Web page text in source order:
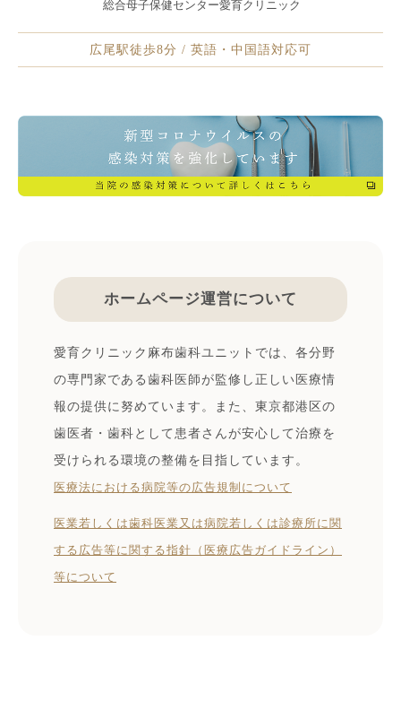
総合母子保健センター愛育クリニック
広尾駅徒歩8分 / 英語・中国語対応可
ホームページ運営について
愛育クリニック麻布歯科ユニットでは、各分野
の専門家である歯科医師が監修し正しい医療情
報の提供に努めています。また、東京都港区の
歯医者・歯科として患者さんが安心して治療を
受けられる環境の整備を目指しています。
医療法における病院等の広告規制について
医業若しくは⻭科医業⼜は病院若しくは診療所に関
する広告等に関する指針（医療広告ガイドライン）
等について